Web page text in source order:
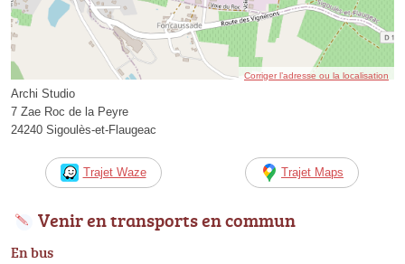
Corriger l’adresse ou la localisation
Archi Studio
7 Zae Roc de la Peyre
24240 Sigoulès-et-Flaugeac
Trajet Waze Trajet Maps
Venir en transports en commun
En bus